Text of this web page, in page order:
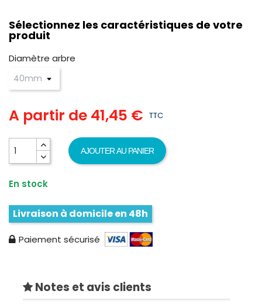
Sélectionnez les caractéristiques de votre
produit
Diamètre arbre
A partir de 41,45 € TTC
AJOUTER AU PANIER
En stock
Livraison à domicile en 48h
Paiement sécurisé
Notes et avis clients